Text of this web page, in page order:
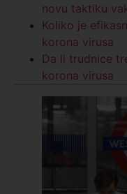
novu taktiku
Koliko je
korona virusa
Da li trudnice
korona virusa